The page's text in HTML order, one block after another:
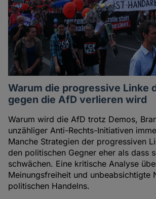
Warum die progressive Linke
gegen die AfD verlieren wird
Warum wird die AfD trotz Demos,
unzähliger Anti-Rechts-Initiativen
Manche Strategien der progressiven
den politischen Gegner eher als dass
schwächen. Eine kritische Analyse
Meinungsfreiheit und unbeabsichtigte
politischen Handelns.